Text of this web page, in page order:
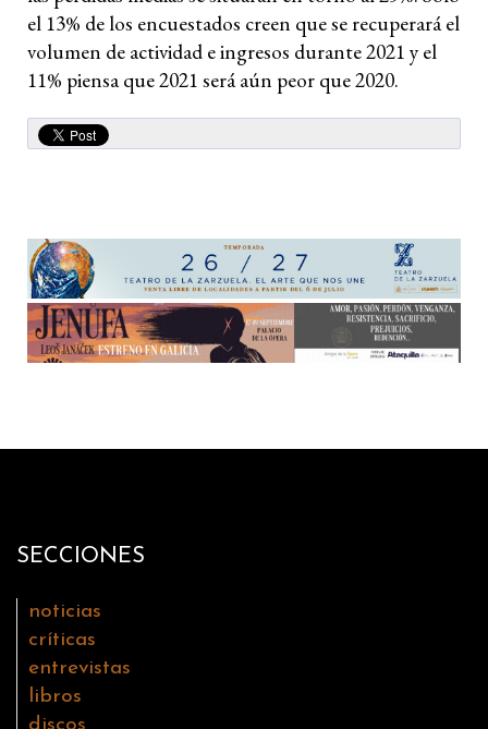
el 13% de los encuestados creen que se recuperará el
volumen de actividad e ingresos durante 2021 y el
11% piensa que 2021 será aún peor que 2020.
SECCIONES
noticias
críticas
entrevistas
libros